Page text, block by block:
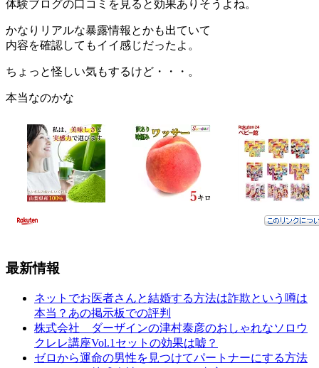
体験ブログの口コミを見ると効果ありそうよね。
かなりリアルな暴露情報とかも出ていて
内容を確認してもイイ感じだったよ。
ちょっと怪しい気もするけど・・・。
本当なのかな
最新情報
ネットでお医者さんと結婚する方法は詐欺という噂は
本当？あの掲示板での評判
株式会社 ダーザインの津村泰彦のおしゃれなソロウ
クレレ講座Vol.1セットの効果は嘘？
ゼロから運命の男性を見つけてパートナーにする方法